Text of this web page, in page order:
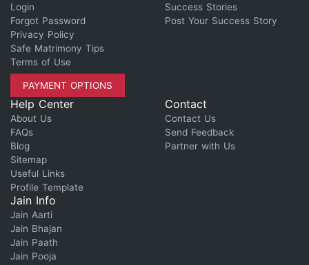
Login
Forgot Password
Privacy Policy
Safe Matrimony Tips
Terms of Use
PAYMENT OPTIONS
Success Stories
Post Your Success Story
Help Center
About Us
FAQs
Blog
Sitemap
Useful Links
Profile Template
Contact
Contact Us
Send Feedback
Partner with Us
Jain Info
Jain Aarti
Jain Bhajan
Jain Paath
Jain Pooja